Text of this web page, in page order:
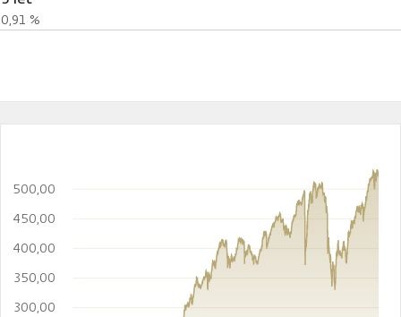
0,91 %
300,00
350,00
400,00
450,00
500,00